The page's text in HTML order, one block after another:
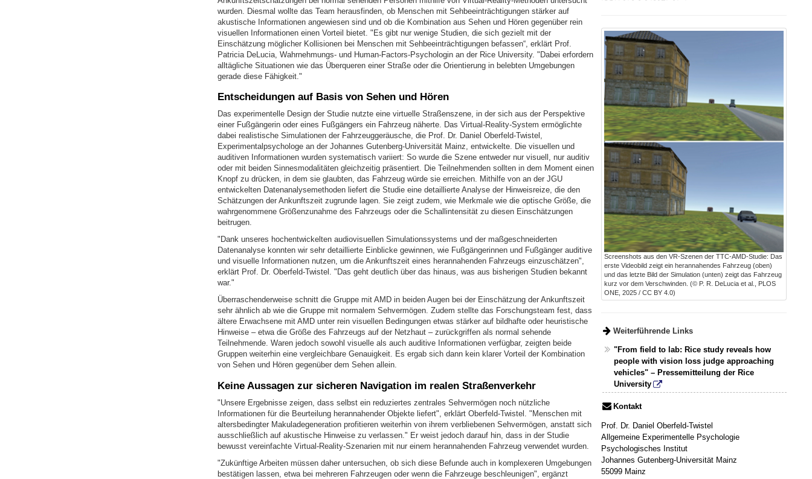
wurden. Diesmal wollte das Team herausfinden, ob Menschen mit Sehbeeinträchtigungen stärker auf
akustische Informationen angewiesen sind und ob die Kombination aus Sehen und Hören gegenüber rein
visuellen Informationen einen Vorteil bietet. "Es gibt nur wenige Studien, die sich gezielt mit der
Einschätzung möglicher Kollisionen bei Menschen mit Sehbeeinträchtigungen befassen“, erklärt Prof.
Patricia DeLucia, Wahrnehmungs- und Human-Factors-Psychologin an der Rice University. "Dabei erfordern
alltägliche Situationen wie das Überqueren einer Straße oder die Orientierung in belebten Umgebungen
gerade diese Fähigkeit."
Entscheidungen auf Basis von Sehen und Hören
Das experimentelle Design der Studie nutzte eine virtuelle Straßenszene, in der sich aus der Perspektive
einer Fußgängerin oder eines Fußgängers ein Fahrzeug näherte. Das Virtual-Reality-System ermöglichte
dabei realistische Simulationen der Fahrzeuggeräusche, die Prof. Dr. Daniel Oberfeld-Twistel,
Experimentalpsychologe an der Johannes Gutenberg-Universität Mainz, entwickelte. Die visuellen und
auditiven Informationen wurden systematisch variiert: So wurde die Szene entweder nur visuell, nur auditiv
oder mit beiden Sinnesmodalitäten gleichzeitig präsentiert. Die Teilnehmenden sollten in dem Moment einen
Knopf zu drücken, in dem sie glaubten, das Fahrzeug würde sie erreichen. Mithilfe von an der JGU
entwickelten Datenanalysemethoden liefert die Studie eine detaillierte Analyse der Hinweisreize, die den
Schätzungen der Ankunftszeit zugrunde lagen. Sie zeigt zudem, wie Merkmale wie die optische Größe, die
wahrgenommene Größenzunahme des Fahrzeugs oder die Schallintensität zu diesen Einschätzungen
beitrugen.
"Dank unseres hochentwickelten audiovisuellen Simulationssystems und der maßgeschneiderten
Datenanalyse konnten wir sehr detaillierte Einblicke gewinnen, wie Fußgängerinnen und Fußgänger auditive
und visuelle Informationen nutzen, um die Ankunftszeit eines herannahenden Fahrzeugs einzuschätzen",
erklärt Prof. Dr. Oberfeld-Twistel. "Das geht deutlich über das hinaus, was aus bisherigen Studien bekannt
war."
Überraschenderweise schnitt die Gruppe mit AMD in beiden Augen bei der Einschätzung der Ankunftszeit
sehr ähnlich ab wie die Gruppe mit normalem Sehvermögen. Zudem stellte das Forschungsteam fest, dass
ältere Erwachsene mit AMD unter rein visuellen Bedingungen etwas stärker auf bildhafte oder heuristische
Hinweise – etwa die Größe des Fahrzeugs auf der Netzhaut – zurückgriffen als normal sehende
Teilnehmende. Waren jedoch sowohl visuelle als auch auditive Informationen verfügbar, zeigten beide
Gruppen weiterhin eine vergleichbare Genauigkeit. Es ergab sich dann kein klarer Vorteil der Kombination
von Sehen und Hören gegenüber dem Sehen allein.
Keine Aussagen zur sicheren Navigation im realen Straßenverkehr
"Unsere Ergebnisse zeigen, dass selbst ein reduziertes zentrales Sehvermögen noch nützliche
Informationen für die Beurteilung herannahender Objekte liefert", erklärt Oberfeld-Twistel. "Menschen mit
altersbedingter Makuladegeneration profitieren weiterhin von ihrem verbliebenen Sehvermögen, anstatt sich
ausschließlich auf akustische Hinweise zu verlassen." Er weist jedoch darauf hin, dass in der Studie
bewusst vereinfachte Virtual-Reality-Szenarien mit nur einem herannahenden Fahrzeug verwendet wurden.
"Zukünftige Arbeiten müssen daher untersuchen, ob sich diese Befunde auch in komplexeren Umgebungen
bestätigen lassen, etwa bei mehreren Fahrzeugen oder wenn die Fahrzeuge beschleunigen", ergänzt
Screenshots aus den VR-Szenen der TTC-AMD-Studie: Das
erste Videobild zeigt ein herannahendes Fahrzeug (oben)
und das letzte Bild der Simulation (unten) zeigt das Fahrzeug
kurz vor dem Verschwinden. (© P. R. DeLucia et al., PLOS
ONE, 2025 / CC BY 4.0)
Weiterführende Links
"From field to lab: Rice study reveals how
people with vision loss judge approaching
vehicles" – Pressemitteilung der Rice
University
Kontakt
Prof. Dr. Daniel Oberfeld-Twistel
Allgemeine Experimentelle Psychologie
Psychologisches Institut
Johannes Gutenberg-Universität Mainz
55099 Mainz